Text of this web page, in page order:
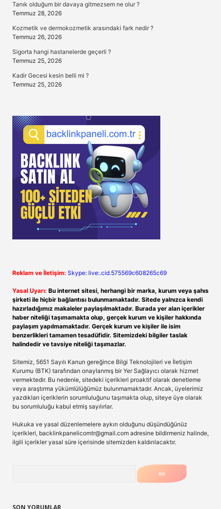
Tanık olduğum bir davaya gitmezsem ne olur ?
Temmuz 28, 2026
Kozmetik ve dermokozmetik arasındaki fark nedir ?
Temmuz 26, 2026
Sigorta hangi hastanelerde geçerli ?
Temmuz 25, 2026
Kadir Gecesi kesin belli mi ?
Temmuz 25, 2026
Reklam ve İletişim: Skype: live:.cid.575569c608265c69
Yasal Uyarı: Bu internet sitesi, herhangi bir marka, kurum veya şahıs
şirketi ile hiçbir bağlantısı bulunmamaktadır. Sitede yalnızca kendi
hazırladığımız makaleler paylaşılmaktadır. Burada yer alan içerikler
haber niteliği taşımamakta olup, gerçek kurum ve kişiler hakkında
paylaşım yapılmamaktadır. Gerçek kurum ve kişiler ile isim
benzerlikleri tamamen tesadüfidir. Sitemizdeki bilgiler taslak
halindedir ve tavsiye niteliği taşımazlar.
Sitemiz, 5651 Sayılı Kanun gereğince Bilgi Teknolojileri ve İletişim
Kurumu (BTK) tarafından onaylanmış bir Yer Sağlayıcı olarak hizmet
vermektedir. Bu nedenle, sitedeki içerikleri proaktif olarak denetleme
veya araştırma yükümlülüğümüz bulunmamaktadır. Ancak, üyelerimiz
yazdıkları içeriklerin sorumluluğunu taşımakta olup, siteye üye olarak
bu sorumluluğu kabul etmiş sayılırlar.
Hukuka ve yasal düzenlemelere aykırı olduğunu düşündüğünüz
içerikleri, backlinkpanelicomtr@gmail.com adresine bildirmeniz halinde,
ilgili içerikler yasal süre içerisinde sitemizden kaldırılacaktır.
SON YORUMLAR